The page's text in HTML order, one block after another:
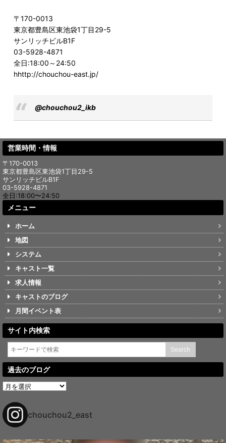
〒170-0013
東京都豊島区東池袋1丁目29-5
サンリッチビルB1F
03-5928-4871
全日:18:00～24:50
hhttp://chouchou-east.jp/
@chouchou2_ikb
営業時間・情報
〒170-0013
東京都豊島区東池袋1丁目29-5
サンリッチビルB1F
03-5928-4871
全日:18:00〜24:50
メニュー
ホーム
地図
システム
キャスト一覧
求人情報
キャストのブログ
月間イベント表
サイト内検索
過去のブログ
過
去
ブ
ロ
グ
chouchou2_east